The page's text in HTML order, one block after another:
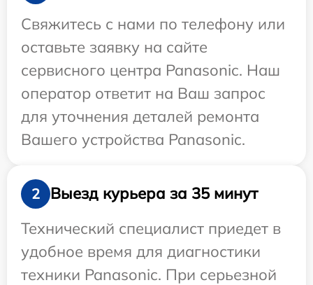
Свяжитесь с нами по телефону или
оставьте заявку на сайте
сервисного центра Panasonic. Наш
оператор ответит на Ваш запрос
для уточнения деталей ремонта
Вашего устройства Panasonic.
2
Выезд курьера за 35 минут
Технический специалист приедет в
удобное время для диагностики
техники Panasonic. При серьезной